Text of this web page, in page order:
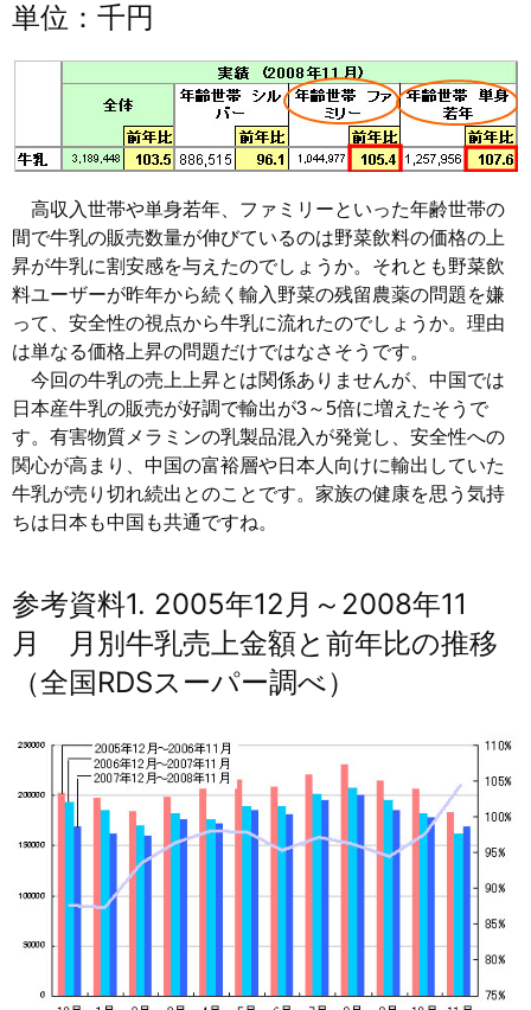
単位：千円
高収入世帯や単身若年、ファミリーといった年齢世帯の
間で牛乳の販売数量が伸びているのは野菜飲料の価格の上
昇が牛乳に割安感を与えたのでしょうか。それとも野菜飲
料ユーザーが昨年から続く輸入野菜の残留農薬の問題を嫌
って、安全性の視点から牛乳に流れたのでしょうか。理由
は単なる価格上昇の問題だけではなさそうです。
今回の牛乳の売上上昇とは関係ありませんが、中国では
日本産牛乳の販売が好調で輸出が3～5倍に増えたそうで
す。有害物質メラミンの乳製品混入が発覚し、安全性への
関心が高まり、中国の富裕層や日本人向けに輸出していた
牛乳が売り切れ続出とのことです。家族の健康を思う気持
ちは日本も中国も共通ですね。
参考資料1. 2005年12月～2008年11
月 月別牛乳売上金額と前年比の推移
（全国RDSスーパー調べ）